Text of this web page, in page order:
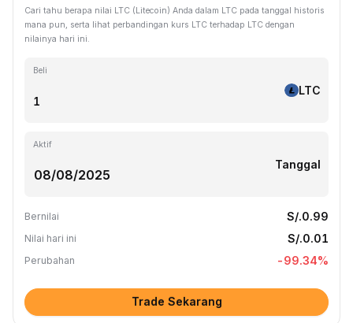
Cari tahu berapa nilai LTC (Litecoin) Anda dalam LTC pada tanggal historis
mana pun, serta lihat perbandingan kurs LTC terhadap LTC dengan
nilainya hari ini.
Beli
LTC
Aktif
Tanggal
Bernilai S/.0.99
Nilai hari ini S/.0.01
Perubahan -99.34%
Trade Sekarang